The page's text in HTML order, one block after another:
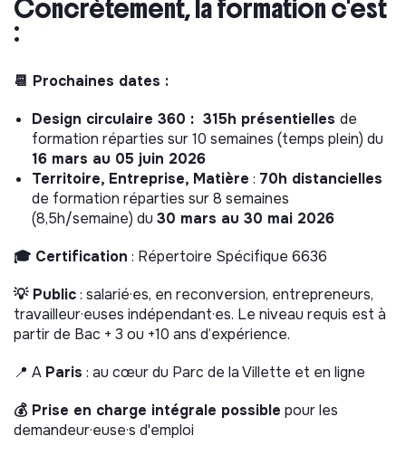
Concrètement, la formation c'est
:
📆 Prochaines dates :
Design circulaire 360 : 315h présentielles de
formation réparties sur 10 semaines (temps plein) du
16 mars au 05 juin 2026
Territoire, Entreprise, Matière : 70h distancielles
de formation réparties sur 8 semaines
(8,5h/semaine) du 30 mars au 30 mai 2026
🎓 Certification : Répertoire Spécifique 6636
💡 Public: salarié·es, en reconversion, entrepreneurs,
travailleur·euses indépendant·es. Le niveau requis est à
partir de Bac + 3 ou +10 ans d’expérience.
📍 A Paris : au cœur du Parc de la Villette et en ligne
💰 Prise en charge intégrale possible pour les
demandeur·euse·s d'emploi